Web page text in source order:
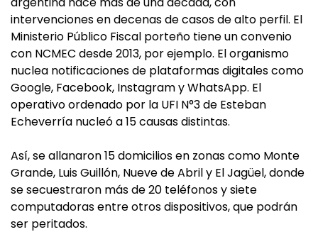
intervenciones en decenas de casos de alto perfil. El
Ministerio Público Fiscal porteño tiene un convenio
con NCMEC desde 2013, por ejemplo. El organismo
nuclea notificaciones de plataformas digitales como
Google, Facebook, Instagram y WhatsApp. El
operativo ordenado por la UFI N°3 de Esteban
Echeverría nucleó a 15 causas distintas.
Así, se allanaron 15 domicilios en zonas como Monte
Grande, Luis Guillón, Nueve de Abril y El Jagüel, donde
se secuestraron más de 20 teléfonos y siete
computadoras entre otros dispositivos, que podrán
ser peritados.